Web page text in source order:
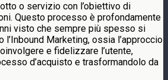
o servizio con l’obiettivo di
Questo processo è profondamente
visto che sempre più spesso si
l’Inbound Marketing, ossia l’approccio
e fidelizzare l’utente,
d’acquisto e trasformandolo da